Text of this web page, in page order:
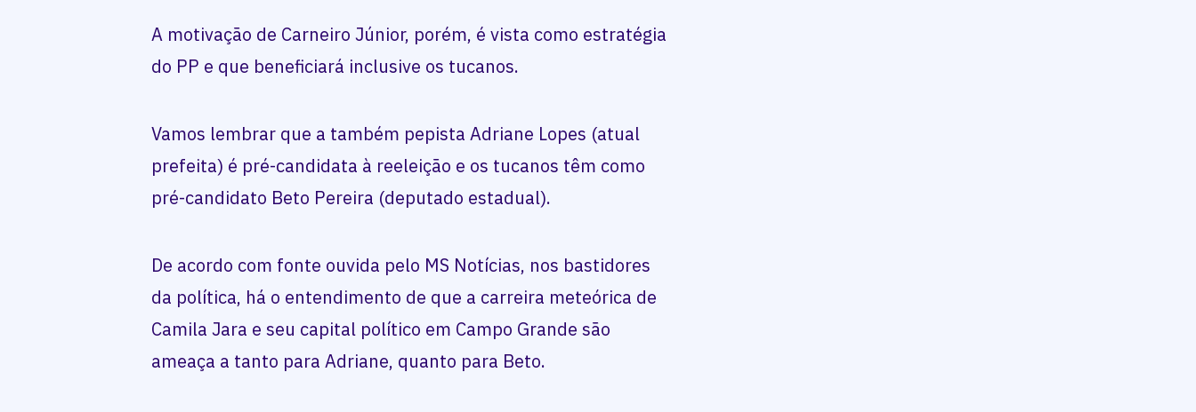
A motivação de Carneiro Júnior, porém, é vista como estratégia
do PP e que beneficiará inclusive os tucanos.
Vamos lembrar que a também pepista Adriane Lopes (atual
prefeita) é pré-candidata à reeleição e os tucanos têm como
pré-candidato Beto Pereira (deputado estadual).
De acordo com fonte ouvida pelo MS Notícias, nos bastidores
da política, há o entendimento de que a carreira meteórica de
Camila Jara e seu capital político em Campo Grande são
ameaça a tanto para Adriane, quanto para Beto.